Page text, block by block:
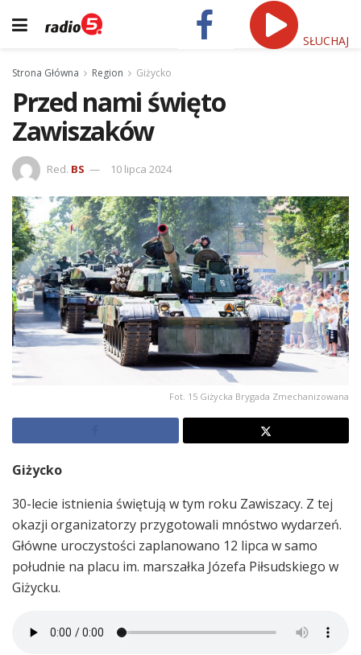
SŁUCHAJ
Strona Główna Region Giżycko
Przed nami święto
Zawiszaków
Red. BS 10 lipca 2024
Fot. 15 Giżycka Brygada Zmechanizowana
Giżycko
30-lecie istnienia świętują w tym roku Zawiszacy. Z tej
okazji organizatorzy przygotowali mnóstwo wydarzeń.
Główne uroczystości zaplanowano 12 lipca w samo
południe na placu im. marszałka Józefa Piłsudskiego w
Giżycku.